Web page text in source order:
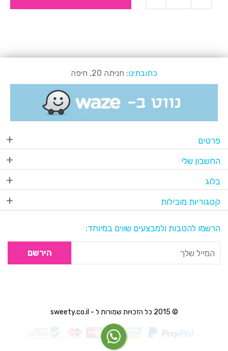
כתובתינו: חניתה 20, חיפה
פרטים
החשבון שלי
בלוג
קטגוריות מובילות
הרשמו להטבות ולמבצעים שווים במיוחד:
הירשם
© 2015 כל הזכויות שמורות ל - sweety.co.il